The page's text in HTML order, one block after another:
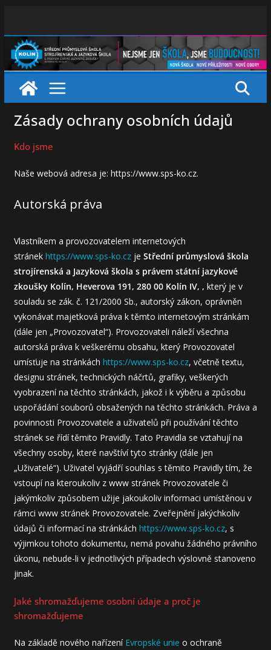
content
Zásady ochrany osobních údajů
Kdo jsme
Naše webová adresa je: https://www.sps-ko.cz.
Autorská práva
Vlastníkem a provozovatelem internetových
stránek https://www.sps-ko.czje Střední průmyslová škola
strojírenská a Jazyková škola s právem státní jazykové
zkoušky Kolín, Heverova 191, 280 00 Kolín IV, , který je v
souladu se zák. č. 121/2000 Sb., autorský zákon, oprávněn
vykonávat majetková práva k těmto internetovým stránkám
(dále jen „Provozovatel“). Provozovateli náleží všechna
autorská práva k veškerému obsahu, který Provozovatel
umísťuje na stránkách https://www.sps-ko.cz, včetně textu,
designu stránek, technických náčrtů, grafiky, veškerých
vyobrazení na těchto stránkách, jakož i k výběru a způsobu
uspořádání souborů obsažených na těchto stránkách. Práva a
povinnosti Provozovatele a uživatelů při používání těchto
stránek se řídí těmito Pravidly. Tato Pravidla se vztahují na
všechny osoby, které navštíví tyto stránky (dále jen
„Uživatelé“). Uživatel vyjádří souhlas s těmito Pravidly tím, že
vstoupí na kteroukoliv z www stránek Provozovatele či
jakýmkoliv způsobem užije jakoukoliv informaci umístěnou v
rámci www stránek Provozovatele. Zveřejnění jakýchkoliv
údajů či informací na stránkách https://www.sps-ko.cz, s
výjimkou tohoto dokumentu, nemá povahu žádného právního
úkonu, nebude-li v jednotlivých případech výslovně stanoveno
jinak.
Jaké shromažďujeme osobní údaje a proč je
shromažďujeme
Na základě nového nařízení Evropské unie o ochraně